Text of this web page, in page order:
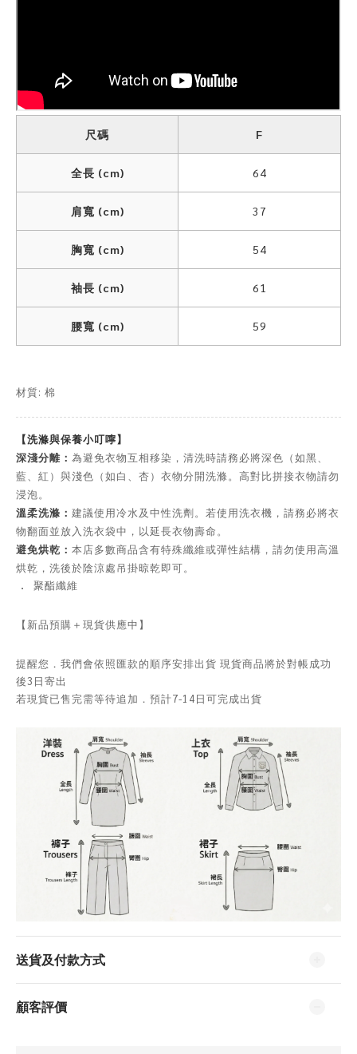
尺碼 F
全長 (cm) 64
肩寬 (cm) 37
胸寬 (cm) 54
袖長 (cm) 61
腰寬 (cm) 59
材質: 棉
【洗滌與保養小叮嚀】
深淺分離： 為避免衣物互相移染，清洗時請務必將深色（如黑、
藍、紅）與淺色（如白、杏）衣物分開洗滌。高對比拼接衣物請勿
浸泡。
溫柔洗滌： 建議使用冷水及中性洗劑。若使用洗衣機，請務必將衣
物翻面並放入洗衣袋中，以延長衣物壽命。
避免烘乾： 本店多數商品含有特殊纖維或彈性結構，請勿使用高溫
烘乾，洗後於陰涼處吊掛晾乾即可。
． 聚酯纖維
【新品預購＋現貨供應中】
提醒您．我們會依照匯款的順序安排出貨 現貨商品將於對帳成功
後3日寄出
若現貨已售完需等待追加．預計7-14日可完成出貨
送貨及付款方式
顧客評價